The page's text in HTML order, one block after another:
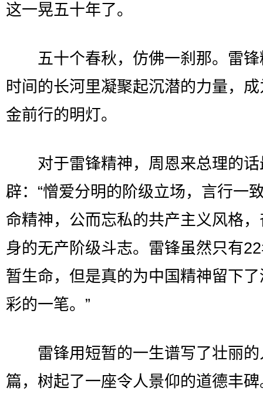
这一晃五十年了。
五十个春秋，仿佛一刹那。雷锋
时间的长河里凝聚起沉潜的力量，
金前行的明灯。
对于雷锋精神，周恩来总理的话
辟：“憎爱分明的阶级立场，言行一
命精神，公而忘私的共产主义风格
身的无产阶级斗志。雷锋虽然只有
暂生命，但是真的为中国精神留下
彩的一笔。”
雷锋用短暂的一生谱写了壮丽的
篇，树起了一座令人景仰的道德丰